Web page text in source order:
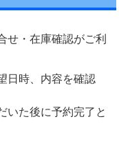
せ・在庫確認がご利
日時、内容を確認
いた後に予約完了と